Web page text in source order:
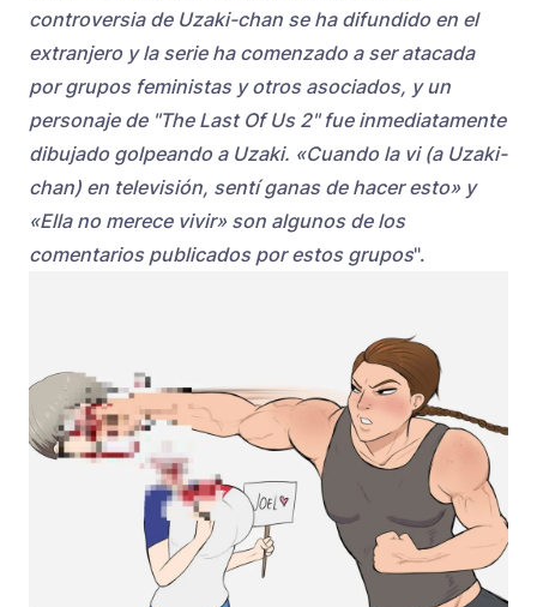
controversia de Uzaki-chan se ha difundido en el
extranjero y la serie ha comenzado a ser atacada
por grupos feministas y otros asociados, y un
personaje de "The Last Of Us 2" fue inmediatamente
dibujado golpeando a Uzaki. «Cuando la vi (a Uzaki-
chan) en televisión, sentí ganas de hacer esto» y
«Ella no merece vivir» son algunos de los
comentarios publicados por estos grupos".